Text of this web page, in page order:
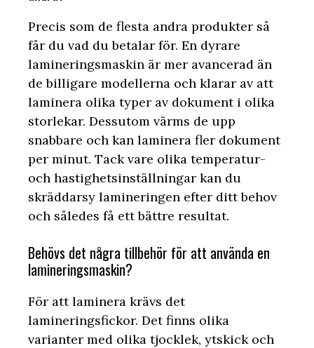
Precis som de flesta andra produkter så
får du vad du betalar för. En dyrare
lamineringsmaskin är mer avancerad än
de billigare modellerna och klarar av att
laminera olika typer av dokument i olika
storlekar. Dessutom värms de upp
snabbare och kan laminera fler dokument
per minut. Tack vare olika temperatur-
och hastighetsinställningar kan du
skräddarsy lamineringen efter ditt behov
och således få ett bättre resultat.
Behövs det några tillbehör för att använda en
lamineringsmaskin?
För att laminera krävs det
lamineringsfickor. Det finns olika
varianter med olika tjocklek, ytskick och